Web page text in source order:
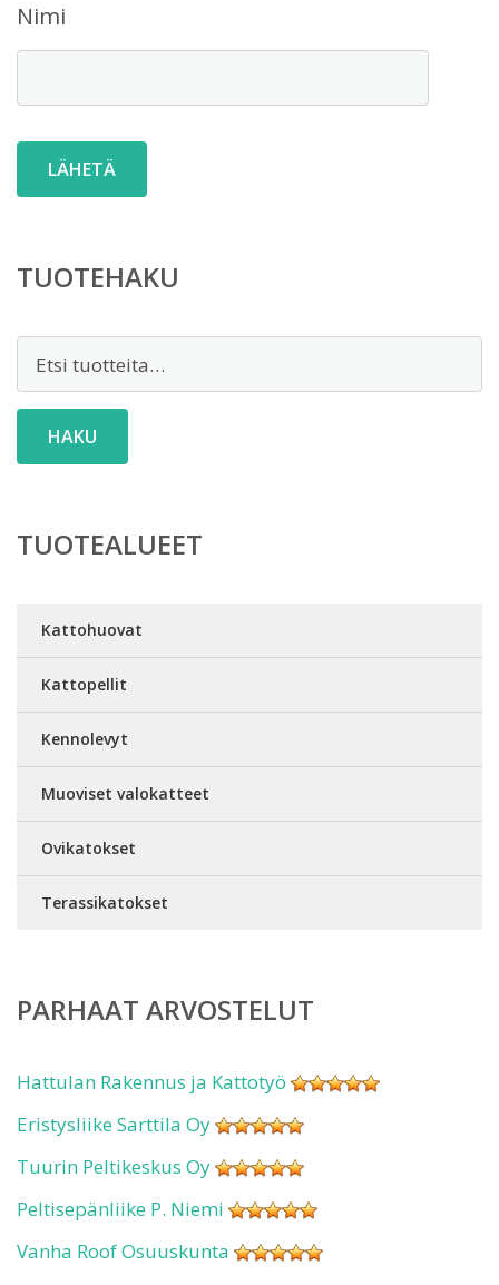
Nimi
TUOTEHAKU
HAKU
TUOTEALUEET
Kattohuovat
Kattopellit
Kennolevyt
Muoviset valokatteet
Ovikatokset
Terassikatokset
PARHAAT ARVOSTELUT
Hattulan Rakennus ja Kattotyö
Eristysliike Sarttila Oy
Tuurin Peltikeskus Oy
Peltisepänliike P. Niemi
Vanha Roof Osuuskunta